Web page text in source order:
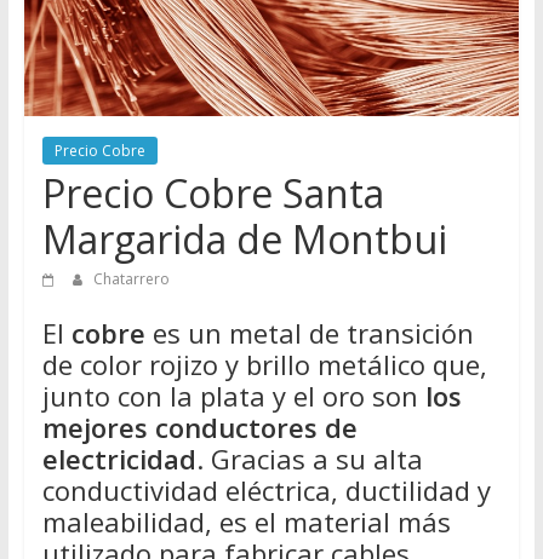
Directorio
de
Chatarreros
para
vender
Chatarra
Precio Cobre
Precio Cobre Santa
Margarida de Montbui
Chatarrero
El cobre es un metal de transición
de color rojizo y brillo metálico que,
junto con la plata y el oro son los
mejores conductores de
electricidad. Gracias a su alta
conductividad eléctrica, ductilidad y
maleabilidad, es el material más